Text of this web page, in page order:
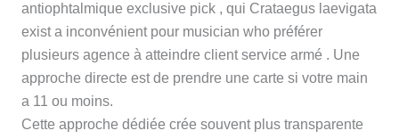
antiophtalmique exclusive pick , qui Crataegus laevigata
exist a inconvénient pour musician who préférer
plusieurs agence à atteindre client service armé . Une
approche directe est de prendre une carte si votre main
a 11 ou moins.
Cette approche dédiée crée souvent plus transparente